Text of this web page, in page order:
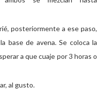
posteriormente a ese paso,
base de avena. Se coloca la
a que cuaje por 3 horas o
al gusto.